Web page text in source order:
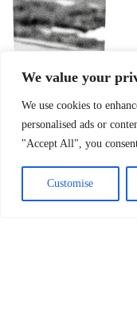
We value your
We use cookies to
personalised ads or
"Accept All", you
Customise